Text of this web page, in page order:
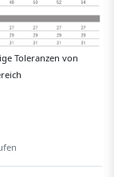
Toleranzen von